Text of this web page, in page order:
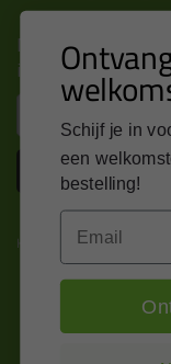
Nieuws, tips en
inbox
Kitcentrum is trots op:
Schijf je in
een
bestelling!
Email